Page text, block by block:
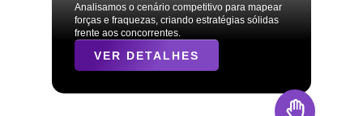
Analisamos o cenário competitivo para mapear
forças e fraquezas, criando estratégias sólidas
frente aos concorrentes.
VER DETALHES